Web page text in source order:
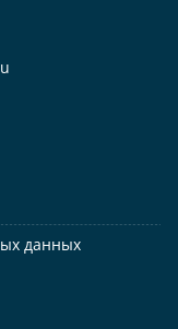
данных